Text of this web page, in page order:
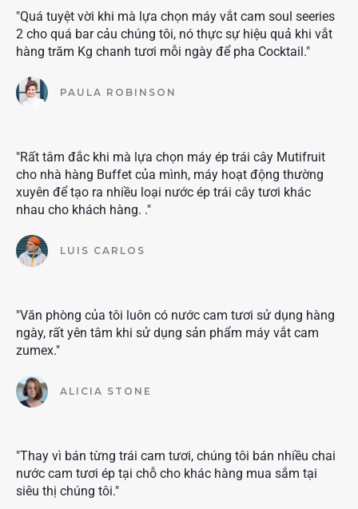
"Quá tuyệt vời khi mà lựa chọn máy vắt cam soul seeries
2 cho quá bar cảu chúng tôi, nó thực sự hiệu quả khi vắt
hàng trăm Kg chanh tươi mỗi ngày để pha Cocktail."
PAULA ROBINSON
"Rất tâm đắc khi mà lựa chọn máy ép trái cây Mutifruit
cho nhà hàng Buffet của mình, máy hoạt động thường
xuyên để tạo ra nhiều loại nước ép trái cây tươi khác
nhau cho khách hàng. ."
LUIS CARLOS
"Văn phòng của tôi luôn có nước cam tươi sử dụng hàng
ngày, rất yên tâm khi sử dụng sản phẩm máy vắt cam
zumex."
ALICIA STONE
"Thay vì bán từng trái cam tươi, chúng tôi bán nhiều chai
nước cam tươi ép tại chỗ cho khác hàng mua sắm tại
siêu thị chúng tôi."